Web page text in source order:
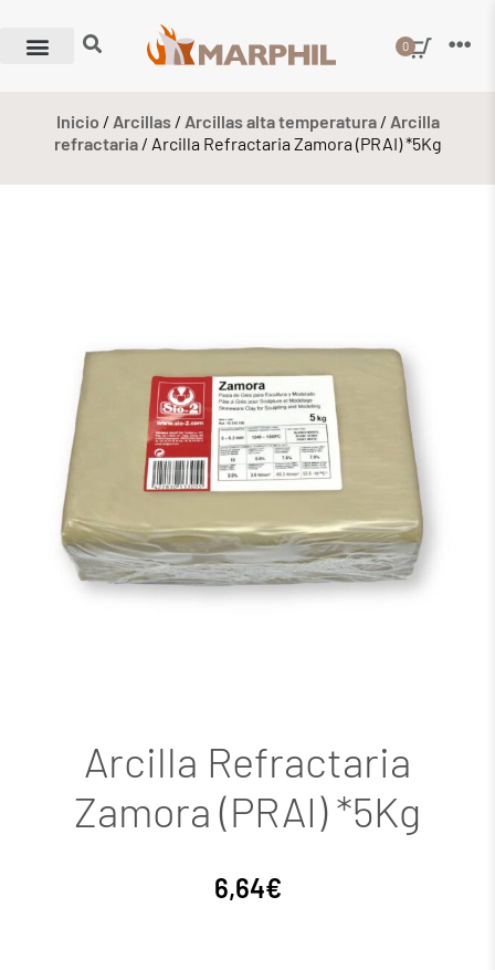
0
Inicio / Arcillas/ Arcillas alta temperatura/ Arcilla
refractaria/ Arcilla Refractaria Zamora (PRAI) *5Kg
Arcilla Refractaria
Zamora (PRAI) *5Kg
6,64€